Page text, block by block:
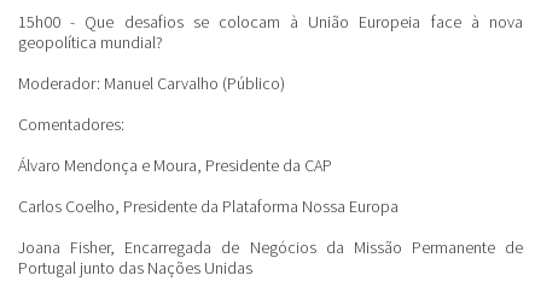
15h00 - Que desafios se colocam à União Europeia face à nova
geopolítica mundial?
Moderador: Manuel Carvalho (Público)
Comentadores:
Álvaro Mendonça e Moura, Presidente da CAP
Carlos Coelho, Presidente da Plataforma Nossa Europa
Joana Fisher, Encarregada de Negócios da Missão Permanente de
Portugal junto das Nações Unidas